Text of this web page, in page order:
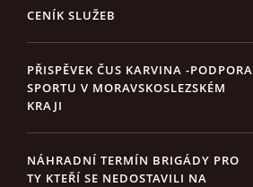
CENÍK SLUŽEB
PŘISPĚVEK ČUS KARVINA -PODPORA
SPORTU V MORAVSKOSLEZSKÉM
KRAJI
NÁHRADNÍ TERMÍN BRIGÁDY PRO
TY KTEŘÍ SE NEDOSTAVILI NA